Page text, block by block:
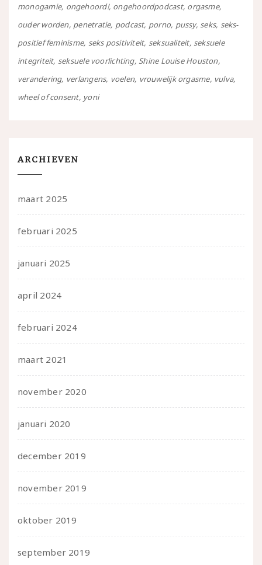
monogamie ongehoord! ongehoordpodcast orgasme
ouder worden penetratie podcast porno pussy seks seks-
positief feminisme seks positiviteit seksualiteit seksuele
integriteit seksuele voorlichting Shine Louise Houston
verandering verlangens voelen vrouwelijk orgasme vulva
wheel of consent yoni
ARCHIEVEN
maart 2025
februari 2025
januari 2025
april 2024
februari 2024
maart 2021
november 2020
januari 2020
december 2019
november 2019
oktober 2019
september 2019